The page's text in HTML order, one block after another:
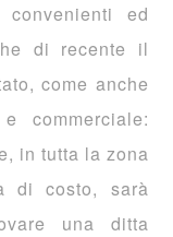
ed
di recente il
come anche
commerciale:
in tutta la zona
di costo, sarà
una ditta